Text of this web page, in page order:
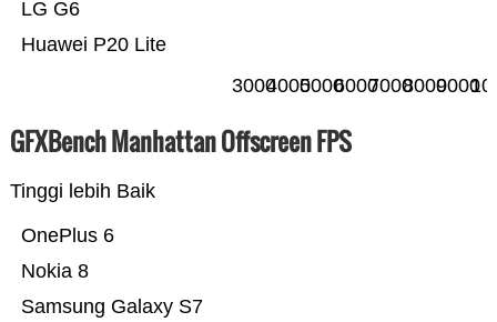
Huawei P20 Lite
LG G6
3000400050006000700080009000
GFXBench Manhattan Offscreen FPS
Tinggi lebih Baik
Samsung Galaxy S7
Nokia 8
OnePlus 6